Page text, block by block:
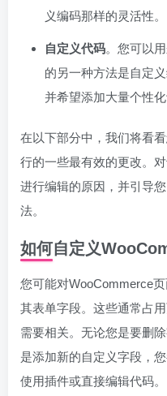
义编码那样的灵活性。
自定义代码。您可以
的另一种方法是自定
并希望添加大量个性
在以下部分中，我们将看
行的一些最有效的更改。
进行编辑的原因，并引导
法。
如何自定义
您可能对WooCommerce
其表单字段。这些通常占
需要相关。无论您是要删
是添加新的自定义字段，
使用插件或直接编辑代码。